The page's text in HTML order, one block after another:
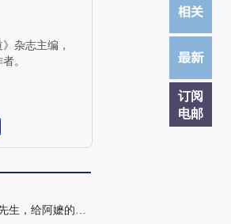
订阅
电邮
杂志主编，
。
吴珈庆成为台球史上首位千万先生，给阿嬷的奖杯虽迟但到｜体坛